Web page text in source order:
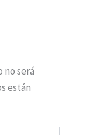
será
están